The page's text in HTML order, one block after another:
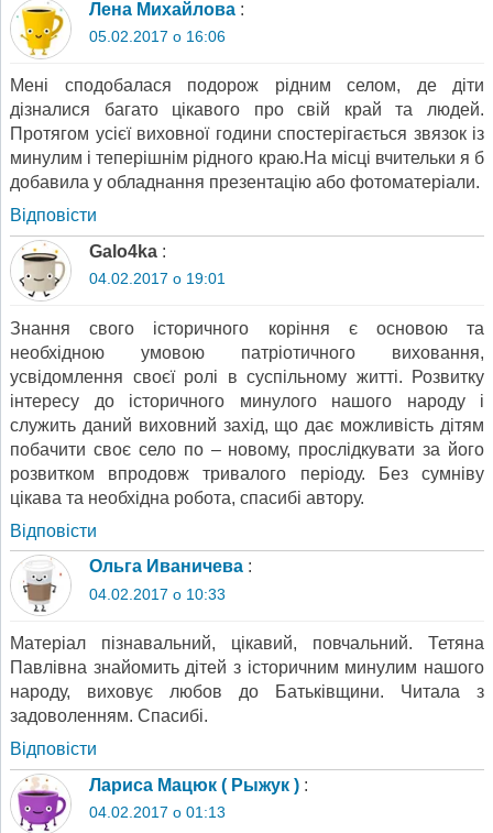
Лена Михайлова :
05.02.2017 о 16:06
Мені сподобалася подорож рідним селом, де діти
дізналися багато цікавого про свій край та людей.
Протягом усієї виховної години спостерігається звязок із
минулим і теперішнім рідного краю.На місці вчительки я б
добавила у обладнання презентацію або фотоматеріали.
Відповіcти
Galo4ka :
04.02.2017 о 19:01
Знання свого історичного коріння є основою та
необхідною умовою патріотичного виховання,
усвідомлення своєї ролі в суспільному житті. Розвитку
інтересу до історичного минулого нашого народу і
служить даний виховний захід, що дає можливість дітям
побачити своє село по – новому, прослідкувати за його
розвитком впродовж тривалого періоду. Без сумніву
цікава та необхідна робота, спасибі автору.
Відповіcти
Ольга Иваничева :
04.02.2017 о 10:33
Матеріал пізнавальний, цікавий, повчальний. Тетяна
Павлівна знайомить дітей з історичним минулим нашого
народу, виховує любов до Батьківщини. Читала з
задоволенням. Спасибі.
Відповіcти
Лариса Мацюк ( Рыжук ) :
04.02.2017 о 01:13